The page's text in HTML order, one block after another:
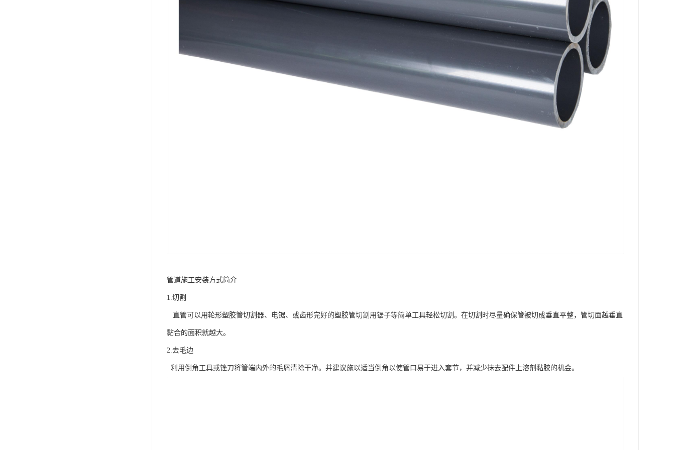
管道施工安装方式简介
1.切割
直管可以用轮形塑胶管切割器、电锯、或齿形完好的塑胶管切割用锯子等简单工具轻松切割。在切割时尽量确保管被切成垂直平整，管切面越垂直
黏合的面积就越大。
2.去毛边
利用倒角工具或锉刀将管端内外的毛屑清除干净。并建议施以适当倒角以使管口易于进入套节，并减少抹去配件上溶剂黏胶的机会。